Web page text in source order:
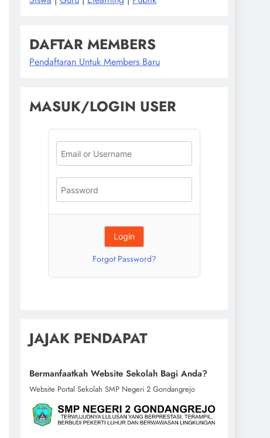
DAFTAR MEMBERS
Pendaftaran Untuk Members Baru
MASUK/LOGIN USER
Forgot Password?
JAJAK PENDAPAT
Bermanfaatkah Website Sekolah Bagi Anda?
Website Portal Sekolah SMP Negeri 2 Gondangrejo